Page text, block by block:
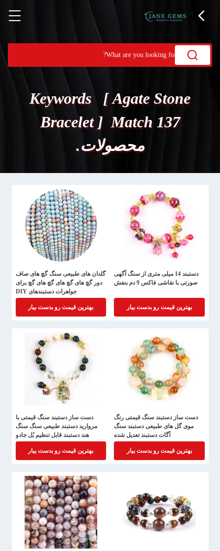
Keywords [ Agate Stone
Bracelet ] Match 137
محصولات.
دستبند 14 میلی متری از سنگ آگهی
صورتی با نقاشی فاکس 9 دم بنفش
بهترین قیمت رو بدست بیار
گلدان های طبیعی سنگ گچ های صاف
دور گچ های گچ های گچ های گچ برای
جواهرات دستبندهای DIY
بهترین قیمت رو بدست بیار
دست ساز دستبند سنگ قیمتی رنگ
موی گل های طبیعی دستبند سنگ
آگات دستبند تعدیل شده
بهترین قیمت رو بدست بیار
دست ساز دستبند سنگ قیمتی با
مروارید دستبند طبیعی سنگ سنگ
هند دستبند قابل تنظیم بُل جادو
دستبند برای روز جشن
بهترین قیمت رو بدست بیار